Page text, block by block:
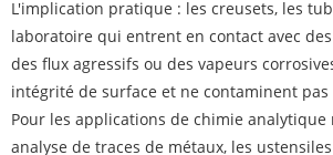
L'implication pratique : les creusets, les
laboratoire qui entrent en contact avec
des flux agressifs ou des vapeurs
intégrité de surface et ne contaminent
Pour les applications de chimie analytique
analyse de traces de métaux, les